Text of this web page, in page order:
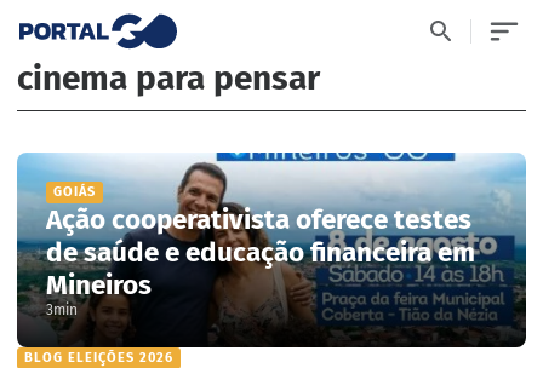
cinema para pensar
GOIÁS
Ação cooperativista oferece testes
de saúde e educação financeira em
Mineiros
3min
BLOG ELEIÇÕES 2026